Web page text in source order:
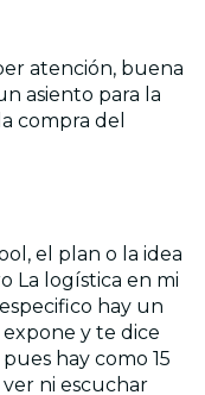
atención, buena
asiento para la
compra del
el plan o la idea
La logística en mi
hay un
y te dice
hay como 15
ni escuchar